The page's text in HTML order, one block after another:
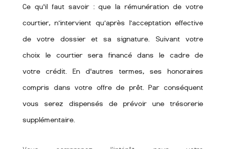
Ce qu'il faut savoir : que la rémunération de votre
courtier, n’intervient qu’après l’acceptation effective
de votre dossier et sa signature. Suivant votre
choix le courtier sera financé dans le cadre de
votre crédit. En d'autres termes, ses honoraires
compris dans votre offre de prêt. Par conséquent
vous serez dispensés de prévoir une trésorerie
supplémentaire.